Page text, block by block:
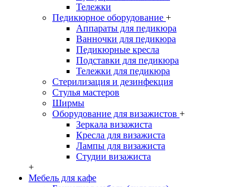
Тележки
Педикюрное оборудование +
Аппараты для педикюра
Ванночки для педикюра
Педикюрные кресла
Подставки для педикюра
Тележки для педикюра
Стерилизация и дезинфекция
Стулья мастеров
Ширмы
Оборудование для визажистов +
Зеркала визажиста
Кресла для визажиста
Лампы для визажиста
Студии визажиста
+
Мебель для кафе